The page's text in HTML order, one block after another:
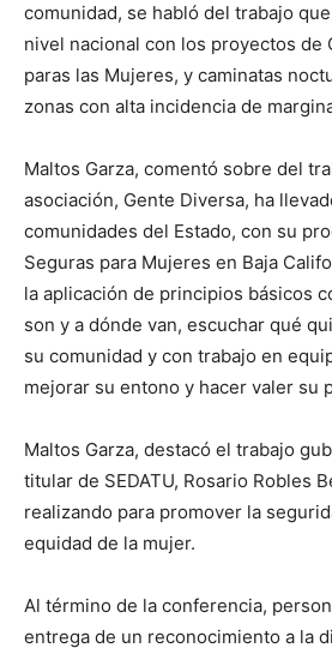
comunidad, se habló del trabajo
nivel nacional con los proyectos de
paras las Mujeres, y caminatas
zonas con alta incidencia de
Maltos Garza, comentó sobre del
asociación, Gente Diversa, ha
comunidades del Estado, con su
Seguras para Mujeres en Baja
la aplicación de principios básicos
son y a dónde van, escuchar qué
su comunidad y con trabajo en
mejorar su entono y hacer valer su
Maltos Garza, destacó el trabajo
titular de SEDATU, Rosario Robles
realizando para promover la
equidad de la mujer.
Al término de la conferencia,
entrega de un reconocimiento a la